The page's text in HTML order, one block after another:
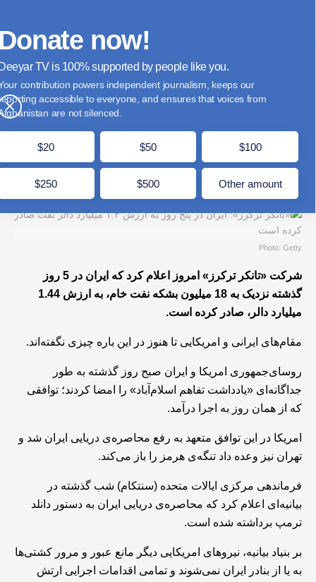
×
now!
TV is supported by people like you.
contribution powers independent journalism, keeps our
accessible to everyone, and ensures that voices from
are not silenced.
$20 $50 $100
$250 $500 Other amount
«تانکر ترکرز»: ایران در پنج روز به ارزش ۱.۴
میلیارد دالر نفت صادر کرده است
Photo: Getty
شرکت «تانکر ترکرز» امروز اعلام کرد که ایران در 5 روز
گذشته نزدیک به 18 میلیون بشکه نفت خام، به ارزش 1.44
میلیارد دالر، صادر کرده است.
مقام‌های ایرانی و امریکایی تا هنوز در این باره چیزی نگفته‌اند.
روسای‌جمهوری امریکا و ایران صبح روز گذشته به طور
جداگانه‌ای «یادداشت تفاهم‌ اسلام‌آباد» را امضا کردند؛ توافقی
که از همان روز به اجرا درآمد.
امریکا در این توافق متعهد به رفع محاصره‌ی دریایی ایران شد و
تهران نیز وعده داد تنگه‌ی هرمز را باز می‌کند.
فرماندهی مرکزی ایالات متحده (سنتکام) شب گذشته در
بیانیه‌ای اعلام کرد که محاصره‌ی دریایی ایران به دستور دانلد
ترمپ برداشته شده است.
بر بنیاد بیانیه، نیروهای امریکایی دیگر مانع عبور و مرور کشتی‌ها
به یا از بنادر ایران نمی‌شوند و تمامی اقدامات اجرایی ارتش